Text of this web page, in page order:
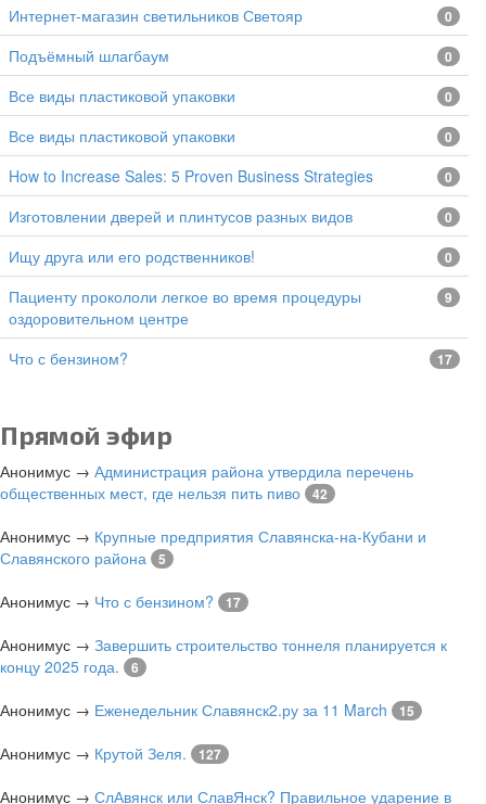
Интернет-магазин светильников Светояр 0
подъёмный шлагбаум 0
все виды пластиковой упаковки 0
все виды пластиковой упаковки 0
How to Increase Sales: 5 Proven Business Strategies 0
изготовлении дверей и плинтусов разных видов 0
Ищу друга или его родственников! 0
Пациенту прокололи легкое во время процедуры
оздоровительном центре
9
Что с бензином? 17
Прямой эфир
Анонимус → Администрация района утвердила перечень
общественных мест, где нельзя пить пиво
42
Анонимус → Крупные предприятия Славянска-на-Кубани и
Славянского района
5
Анонимус → Что с бензином? 17
Анонимус → Завершить строительство тоннеля планируется к
концу 2025 года.
6
Анонимус → Еженедельник Славянск2.ру за 11 March 15
Анонимус → Крутой Зеля. 127
Анонимус → СлАвянск или СлавЯнск? Правильное ударение в